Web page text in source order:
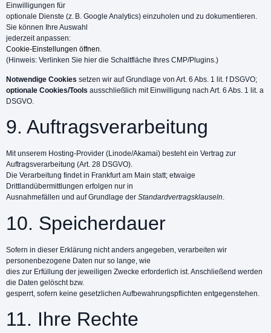
Einwilligungen für
optionale Dienste (z. B. Google Analytics) einzuholen und zu dokumentieren.
Sie können Ihre Auswahl
jederzeit anpassen:
Cookie-Einstellungen öffnen
(Hinweis: Verlinken Sie hier die Schaltfläche Ihres CMP/Plugins.)
Notwendige Cookies setzen wir auf Grundlage von Art. 6 Abs. 1 lit. f DSGVO;
optionale Cookies/Tools ausschließlich mit Einwilligung nach Art. 6 Abs. 1 lit. a
DSGVO.
9. Auftragsverarbeitung
Mit unserem Hosting-Provider (Linode/Akamai) besteht ein Vertrag zur
Auftragsverarbeitung (Art. 28 DSGVO).
Die Verarbeitung findet in Frankfurt am Main statt; etwaige
Drittlandübermittlungen erfolgen nur in
Ausnahmefällen und auf Grundlage der Standardvertragsklauseln.
10. Speicherdauer
Sofern in dieser Erklärung nicht anders angegeben, verarbeiten wir
personenbezogene Daten nur so lange, wie
dies zur Erfüllung der jeweiligen Zwecke erforderlich ist. Anschließend werden
die Daten gelöscht bzw.
gesperrt, sofern keine gesetzlichen Aufbewahrungspflichten entgegenstehen.
11. Ihre Rechte